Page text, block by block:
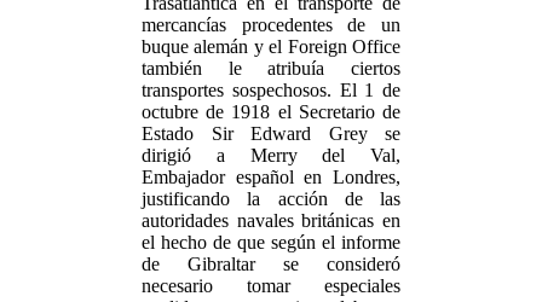
mercancías procedentes de un
buque alemán y el Foreign Office
también le atribuía ciertos
transportes sospechosos. El 1 de
octubre de 1918 el Secretario de
Estado Sir Edward Grey se
dirigió a Merry del Val,
Embajador español en Londres,
justificando la acción de las
autoridades navales británicas en
el hecho de que según el informe
de Gibraltar se consideró
necesario tomar especiales